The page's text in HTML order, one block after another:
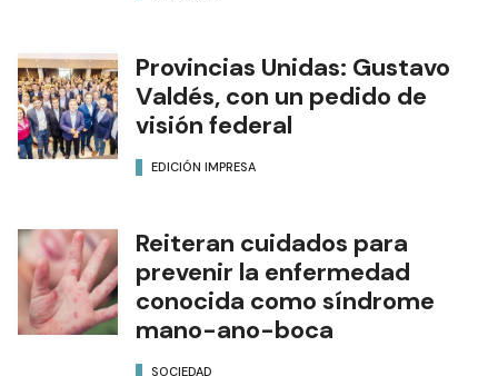
Provincias Unidas: Gustavo
Valdés, con un pedido de
visión federal
EDICIÓN IMPRESA
Reiteran cuidados para
prevenir la enfermedad
conocida como síndrome
mano-ano-boca
SOCIEDAD